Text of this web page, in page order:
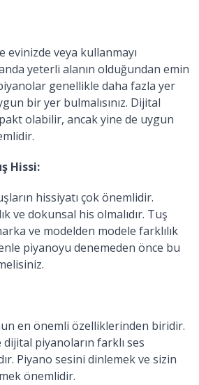
evinizde veya kullanmayı
yeterli alanın olduğundan emin
genellikle daha fazla yer
bir yer bulmalısınız. Dijital
olabilir, ancak yine de uygun
Hissi:
hissiyatı çok önemlidir.
ve dokunsal his olmalıdır. Tuş
ve modelden modele farklılık
piyanoyu denemeden önce bu
en önemli özelliklerinden biridir.
piyanoların farklı ses
Piyano sesini dinlemek ve sizin
önemlidir.